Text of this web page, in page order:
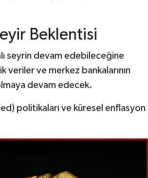
Beklentisi
seyrin devam edebileceğine
ve merkez bankalarının
devam edecek.
politikaları ve küresel enflasyon